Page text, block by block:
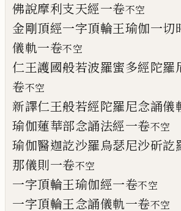
佛說摩利支天經一卷不空
金剛頂經一字頂輪王瑜伽一切
儀軌一卷不空
仁王護國般若波羅蜜多經陀羅
卷不空
新譯仁王般若經陀羅尼念誦儀
瑜伽蓮華部念誦法經一卷不空
瑜伽醫迦訖沙羅烏瑟尼沙斫訖
那儀則一卷不空
一字頂輪王瑜伽經一卷不空
一字頂輪王念誦儀軌一卷不空